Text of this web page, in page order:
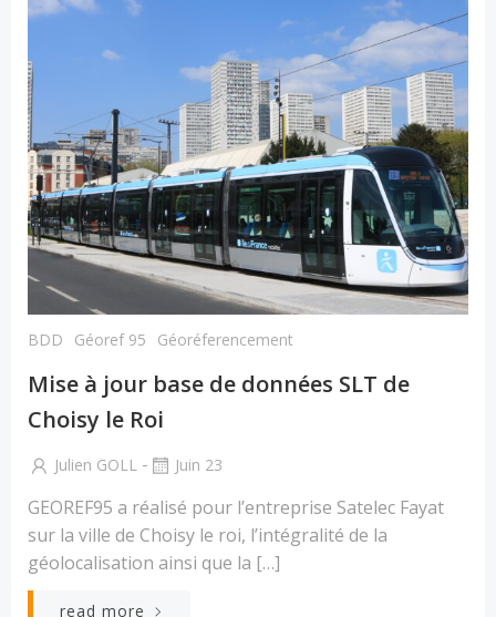
BDD Géoref 95 Géoréferencement
Mise à jour base de données SLT de
Choisy le Roi
Julien GOLL - Juin 23
GEOREF95 a réalisé pour l’entreprise Satelec Fayat
sur la ville de Choisy le roi, l’intégralité de la
géolocalisation ainsi que la […]
read more